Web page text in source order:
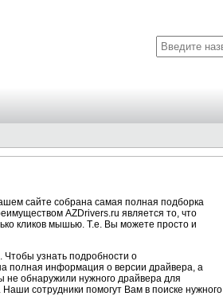
сайте собрана самая полная подборка
AZDrivers.ru является то, что
кликов мышью. Т.е. Вы можете просто и
узнать подробности о
полная информация о версии драйвера, а
не обнаружили нужного драйвера для
Наши сотрудники помогут Вам в поиске нужного